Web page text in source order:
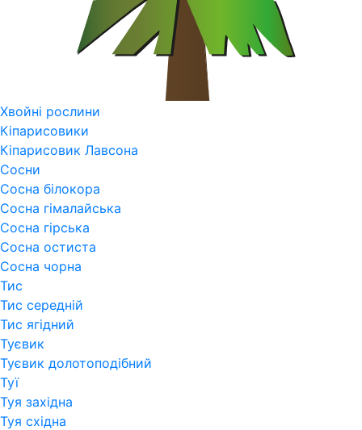
Хвойні рослини
Кіпарисовики
Кіпарисовик Лавсона
Сосни
Сосна білокора
Сосна гімалайська
Сосна гірська
Сосна остиста
Сосна чорна
Тис
Тис середній
Тис ягідний
Туєвик
Туєвик долотоподібний
Туї
Туя західна
Туя східна